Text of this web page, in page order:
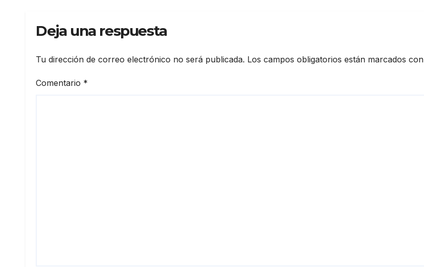
Deja una respuesta
Tu dirección de correo electrónico no será publicada. Los campos obligatorios están marcados con
Comentario *